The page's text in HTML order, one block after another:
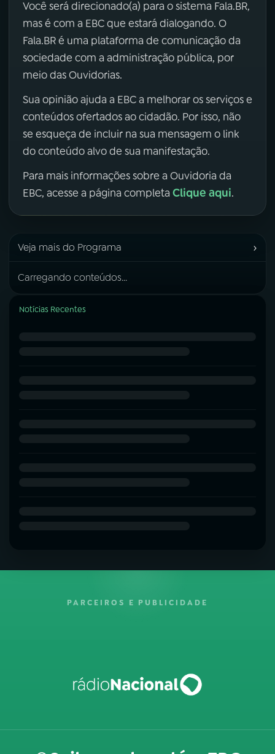
Você será direcionado(a) para o sistema Fala.BR,
mas é com a EBC que estará dialogando. O
Fala.BR é uma plataforma de comunicação da
sociedade com a administração pública, por
meio das Ouvidorias.
Sua opinião ajuda a EBC a melhorar os serviços e
conteúdos ofertados ao cidadão. Por isso, não
se esqueça de incluir na sua mensagem o link
do conteúdo alvo de sua manifestação.
Para mais informações sobre a Ouvidoria da
EBC, acesse a página completa Clique aqui.
Veja mais do Programa ›
Carregando conteúdos...
Notícias Recentes
PARCEIROS E PUBLICIDADE